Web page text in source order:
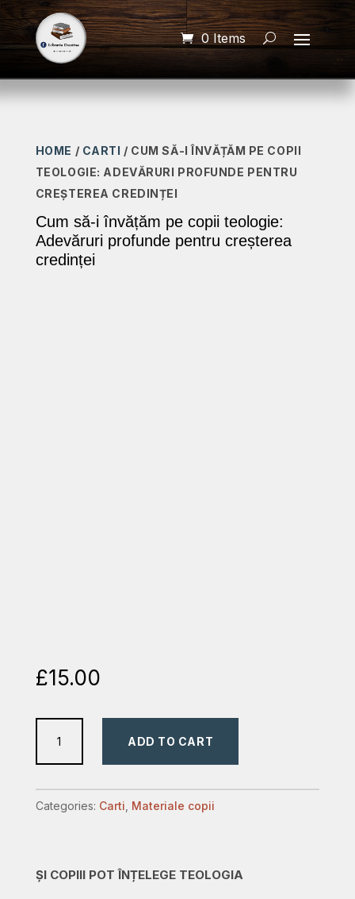
0 Items
HOME / CARTI / CUM SĂ-I ÎNVĂȚĂM PE COPII
TEOLOGIE: ADEVĂRURI PROFUNDE PENTRU
CREȘTEREA CREDINȚEI
Cum să-i învățăm pe copii teologie:
Adevăruri profunde pentru creșterea
credinței
£15.00
învățăm
pe
Adevăruri
ADD TO CART
Categories: Carti Materiale copii
ȘI COPIII POT ÎNȚELEGE TEOLOGIA